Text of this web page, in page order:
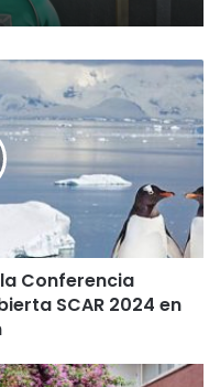
Conferencia
SCAR 2024 en